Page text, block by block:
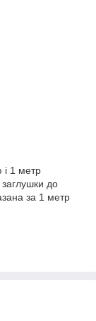
і 1 метр
заглушки до
за 1 метр